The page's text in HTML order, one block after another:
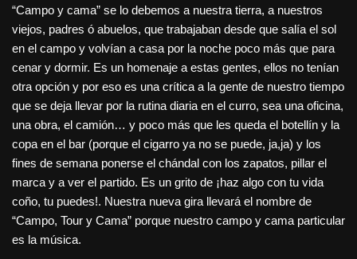
“Campo y cama” se lo debemos a nuestra tierra, a nuestros
viejos, padres ó abuelos, que trabajaban desde que salía el sol
en el campo y volvían a casa por la noche poco más que para
cenar y dormir. Es un homenaje a estas gentes, ellos no tenían
otra opción y por eso es una crítica a la gente de nuestro tiempo
que se deja llevar por la rutina diaria en el curro, sea una oficina,
una obra, el camión… y poco más que les queda el botellín y la
copa en el bar (porque el cigarro ya no se puede, ja,ja) y los
fines de semana ponerse el chándal con los zapatos, pillar el
marca y a ver el partido. Es un grito de ¡haz algo con tu vida
coño, tu puedes!. Nuestra nueva gira llevará el nombre de
“Campo, Tour y Cama” porque nuestro campo y cama particular
es la música.